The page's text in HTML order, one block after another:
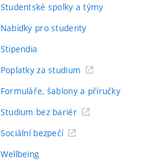
Studentské spolky a týmy
Nabídky pro studenty
Stipendia
Poplatky za studium
Formuláře, šablony a příručky
Studium bez bariér
Sociální bezpečí
Wellbeing